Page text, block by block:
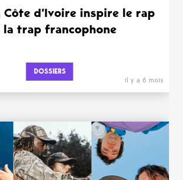
Côte d’Ivoire inspire le rap
la trap francophone
DOSSIERS
il y a 6 mois